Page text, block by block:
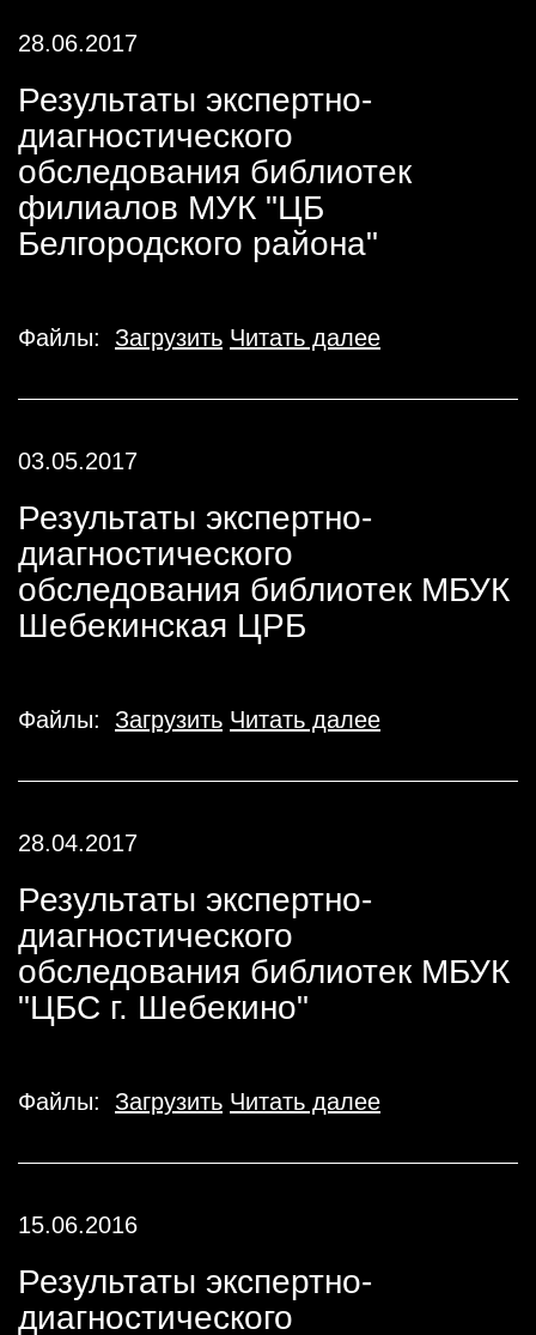
28.06.2017
Результаты экспертно-
диагностического
обследования библиотек
филиалов МУК "ЦБ
Белгородского района"
Файлы: Загрузить Читать далее
03.05.2017
Результаты экспертно-
диагностического
обследования библиотек МБУК
Шебекинская ЦРБ
Файлы: Загрузить Читать далее
28.04.2017
Результаты экспертно-
диагностического
обследования библиотек МБУК
"ЦБС г. Шебекино"
Файлы: Загрузить Читать далее
15.06.2016
Результаты экспертно-
диагностического